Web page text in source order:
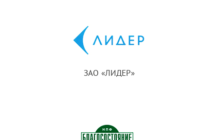
ЗАО «ЛИДЕР»